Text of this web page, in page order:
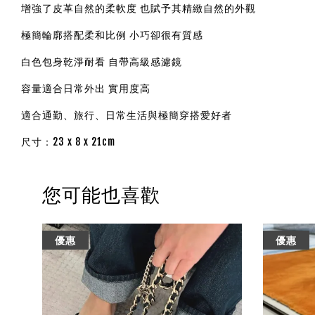
增強了皮革自然的柔軟度 也賦予其精緻自然的外觀
極簡輪廓搭配柔和比例 小巧卻很有質感
白色包身乾淨耐看 自帶高級感濾鏡
容量適合日常外出 實用度高
適合通勤、旅行、日常生活與極簡穿搭愛好者
尺寸 ：23 x 8 x 21cm
您可能也喜歡
優惠 優惠